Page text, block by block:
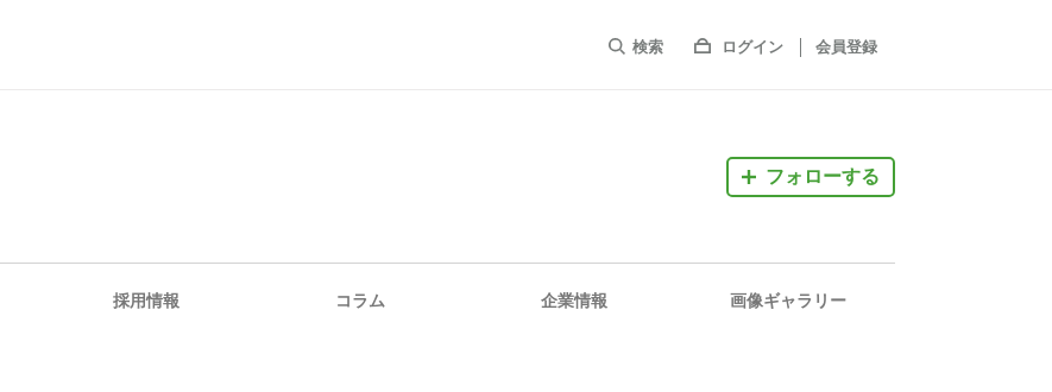
検索 ログイン 会員登録
フォローする
採用情報 コラム 企業情報 画像ギャラリー